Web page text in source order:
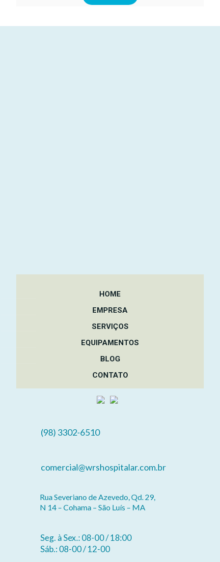
HOME
EMPRESA
SERVIÇOS
EQUIPAMENTOS
BLOG
CONTATO
(98) 3302-6510
comercial@wrshospitalar.com.br
Rua Severiano de Azevedo, Qd. 29,
N 14 – Cohama – São Luís – MA
Seg. à Sex.: 08-00 / 18:00
Sáb.: 08-00 / 12-00